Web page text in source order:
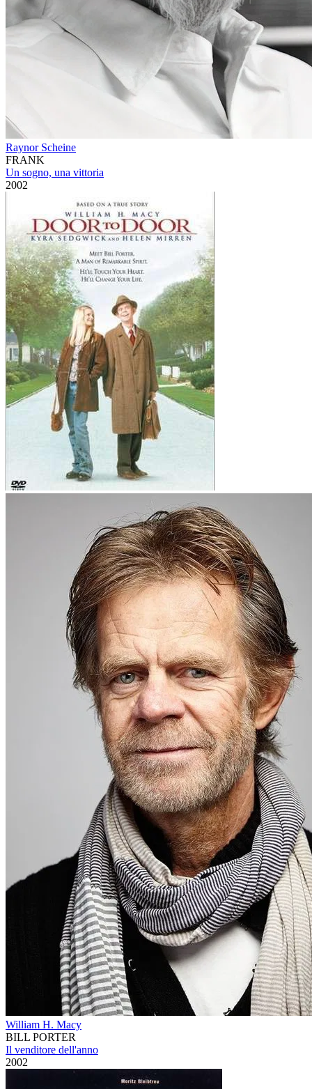
Raynor Scheine
FRANK
Un sogno, una vittoria
2002
William H. Macy
BILL PORTER
Il venditore dell'anno
2002